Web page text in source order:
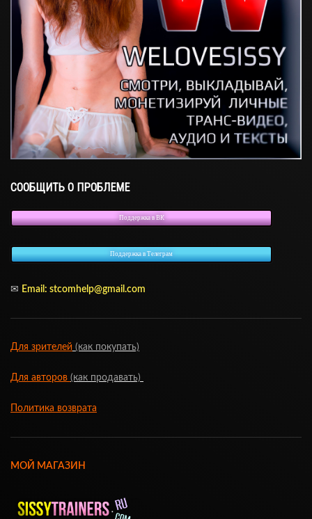
СООБЩИТЬ О ПРОБЛЕМЕ
Поддержка в ВК
Поддержка в Телеграм
✉ Email: stcomhelp@gmail.com
Для зрителей (как покупать)
Для авторов (как продавать)
Политика возврата
МОЙ МАГАЗИН